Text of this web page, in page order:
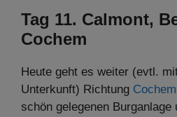
Tag 11. Calmont,
Cochem
Heute geht es weiter (evtl.
Unterkunft) Richtung Cochem
schön gelegenen Burganlage